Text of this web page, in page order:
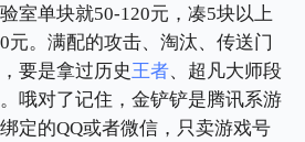
室单块就50-120元，凑5块以上
元。满配的攻击、淘汰、传送门
要是拿过历史王者、超凡大师段
哦对了记住，金铲铲是腾讯系游
定的QQ或者微信，只卖游戏号